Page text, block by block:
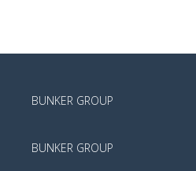
BUNKER GROUP
BUNKER GROUP